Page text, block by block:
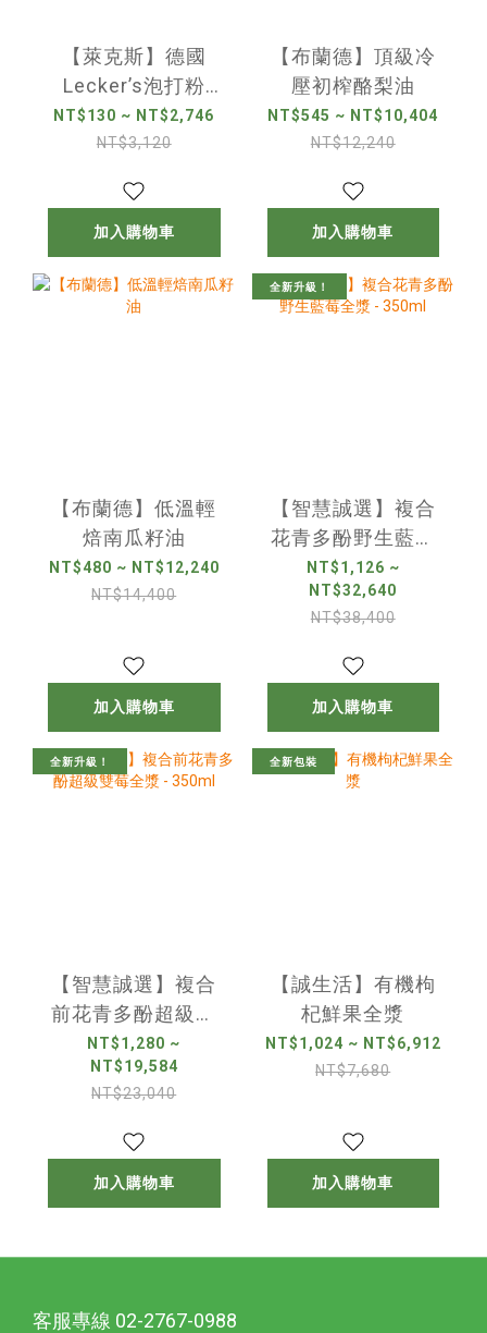
【萊克斯】德國
Lecker’s泡打粉
(4x21g)
NT$130 ~ NT$2,746
NT$3,120
加入購物車
【布蘭德】頂級冷
壓初榨酪梨油
NT$545 ~ NT$10,404
NT$12,240
加入購物車
【布蘭德】低溫輕
焙南瓜籽油
NT$480 ~ NT$12,240
NT$14,400
加入購物車
全新升級！
【智慧誠選】複合
花青多酚野生藍莓
全漿 - 350ml
NT$1,126 ~
NT$32,640
NT$38,400
加入購物車
全新升級！
【智慧誠選】複合
前花青多酚超級雙
莓全漿 - 350ml
NT$1,280 ~
NT$19,584
NT$23,040
加入購物車
全新包裝
【誠生活】有機枸
杞鮮果全漿
NT$1,024 ~ NT$6,912
NT$7,680
加入購物車
客服專線 02-2767-0988